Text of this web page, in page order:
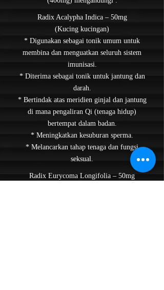
Radix Acalypha Indica – 50mg
(Kucing kucingan)
* Digunakan sebagai tonik umum untuk
membina dan menguatkan seluruh sistem
imunisasi.
* Diterima sebagai tonik untuk jantung dan
darah.
* Bertindak atas meridien ginjal dan jantung
di mana pengaliran Qi (tenaga hidup)
bertempat dalam badan.
* Meningkatkan kesuburan sperma.
* Melancarkan tahap tenaga dan fungsi
seksual.
Radix Eurycoma Longifolia – 50mg